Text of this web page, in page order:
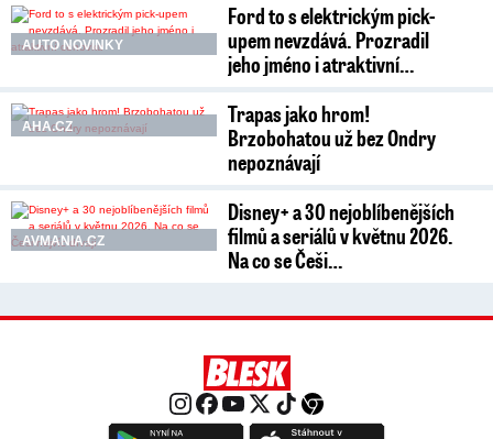
AUTO NOVINKY
Ford to s elektrickým pick-
upem nevzdává. Prozradil
jeho jméno i atraktivní…
AHA.CZ
Trapas jako hrom!
Brzobohatou už bez Ondry
nepoznávají
AVMANIA.CZ
Disney+ a 30 nejoblíbenějších
filmů a seriálů v květnu 2026.
Na co se Češi…